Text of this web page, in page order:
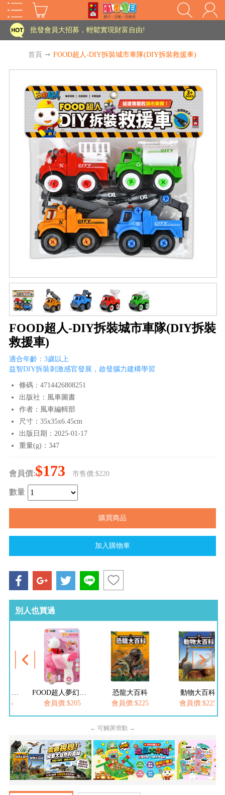
HOT
家長樂了!「風車書版集團暨FOOD超人企業總部」目前正興建中!
批發會員大招募，輕鬆實現財富自由!
老師您好!!幼教會員火熱招募中~
海外購物免煩惱！點我查看『海外購物流程說明』
批發會員大招募，輕鬆實現財富自由!
老師您好!!幼教會員火熱招募中~
海外購物免煩惱！點我查看『海外購物流程說明』
首頁 ➙ FOOD超人-DIY拆裝城市車隊(DIY拆裝救援車)
FOOD超人-DIY拆裝城市車隊(DIY拆裝
救援車)
適合年齡：3歲以上
益智DIY拆裝刺激感官發展，啟發腦力建構學習
條碼：4714426808251
出版社：風車圖書
作者：風車編輯部
尺寸：35x35x6.45cm
出版日期：2025-01-17
重量(g)：347
會員價:$173 市售價:$220
數量
別人也買過
會員價:$205
恐龍大百科
會員價:$225
動物大百科
會員價:$225
← 可觸屏滑動 →